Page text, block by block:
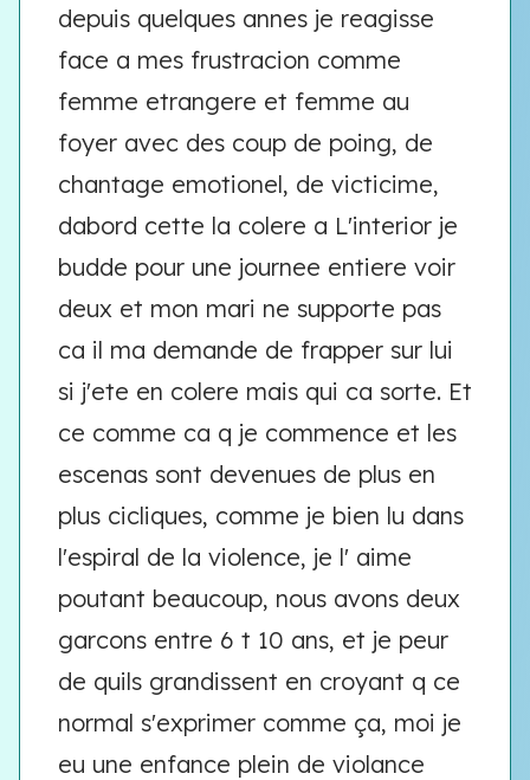
depuis quelques annes je reagisse
face a mes frustracion comme
femme etrangere et femme au
foyer avec des coup de poing, de
chantage emotionel, de victicime,
dabord cette la colere a L'interior je
budde pour une journee entiere voir
deux et mon mari ne supporte pas
ca il ma demande de frapper sur lui
si j'ete en colere mais qui ca sorte. Et
ce comme ca q je commence et les
escenas sont devenues de plus en
plus cicliques, comme je bien lu dans
l'espiral de la violence, je l' aime
poutant beaucoup, nous avons deux
garcons entre 6 t 10 ans, et je peur
de quils grandissent en croyant q ce
normal s'exprimer comme ça, moi je
eu une enfance plein de violance